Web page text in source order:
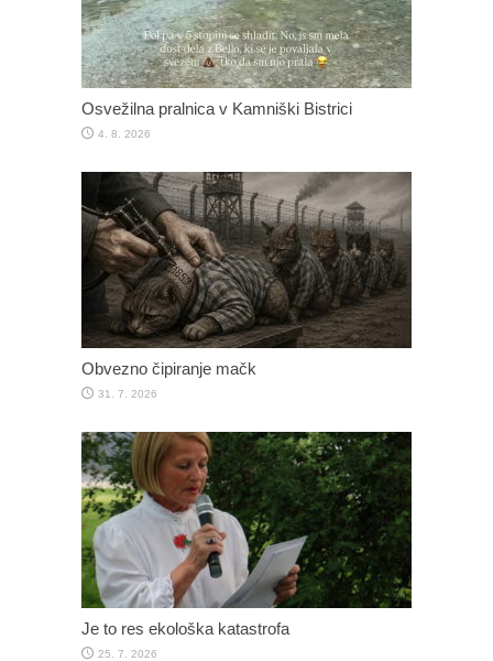
Osvežilna pralnica v Kamniški Bistrici
4. 8. 2026
Obvezno čipiranje mačk
31. 7. 2026
Je to res ekološka katastrofa
25. 7. 2026